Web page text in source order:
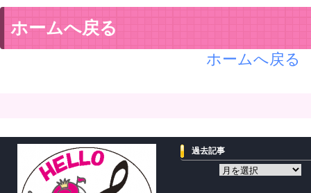
ホームへ戻る
ホームへ戻る
過去記事